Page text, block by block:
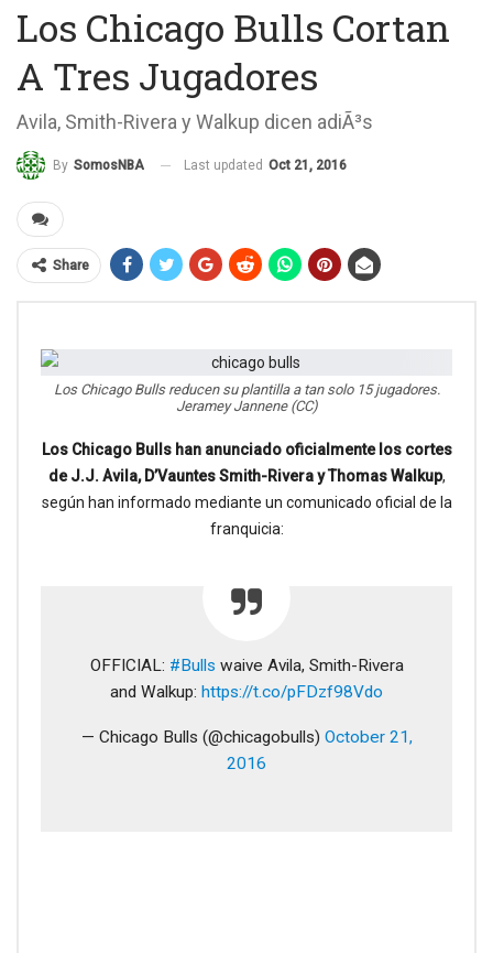
Los Chicago Bulls Cortan
A Tres Jugadores
Avila, Smith-Rivera y Walkup dicen adiÃ³s
By SomosNBA Last updated Oct 21, 2016
Share
Los Chicago Bulls reducen su plantilla a tan solo 15 jugadores.
Jeramey Jannene (CC)
Los Chicago Bulls han anunciado oficialmente los cortes
de J.J. Avila, D’Vauntes Smith-Rivera y Thomas Walkup,
según han informado mediante un comunicado oficial de la
franquicia:
OFFICIAL: #Bulls waive Avila, Smith-Rivera
and Walkup: https://t.co/pFDzf98Vdo
— Chicago Bulls (@chicagobulls) October 21,
2016